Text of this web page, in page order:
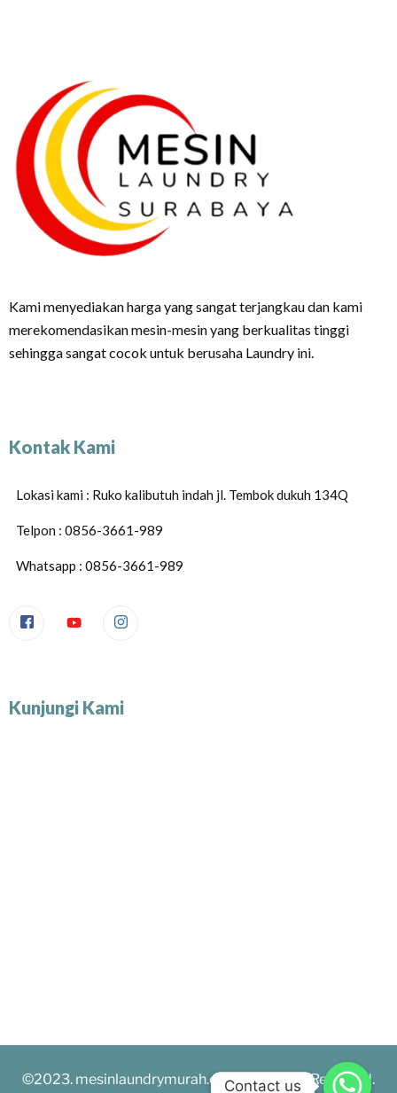
Kami menyediakan harga yang sangat terjangkau dan kami
merekomendasikan mesin-mesin yang berkualitas tinggi
sehingga sangat cocok untuk berusaha Laundry ini.
Kontak Kami
Lokasi kami : Ruko kalibutuh indah jl. Tembok dukuh 134Q
Telpon : 0856-3661-989
Whatsapp : 0856-3661-989
Kunjungi Kami
©2023. mesinlaundrymurah.com. All Rights Reserved.
Contact us
Contact us